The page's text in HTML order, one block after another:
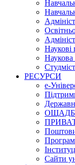
Наукові
Наукова
РЕСУРСИ
е-
Сайти